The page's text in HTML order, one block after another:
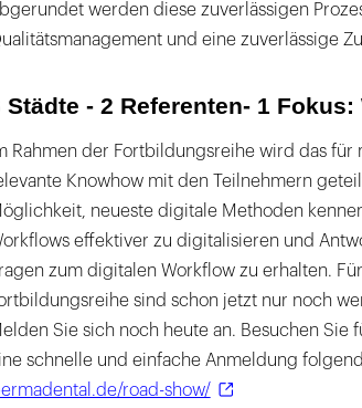
werden diese zuverlässigen
und eine zuverlässige
Städte - 2 Referenten- 1
Rahmen der Fortbildungsreihe wird das für
Knowhow mit den Teilnehmern
neueste digitale Methoden
effektiver zu digitalisieren und
zum digitalen Workflow zu erhalten.
sind schon jetzt nur noch
Sie sich noch heute an. Besuchen Sie
schnelle und einfache Anmeldung
road-show/